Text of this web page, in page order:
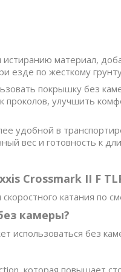
материал,
езде по жесткому
покрышку без
проколов, улучшить
удобной в
вес и готовность к
Crossmark II F
катания по
камеры?
использоваться без